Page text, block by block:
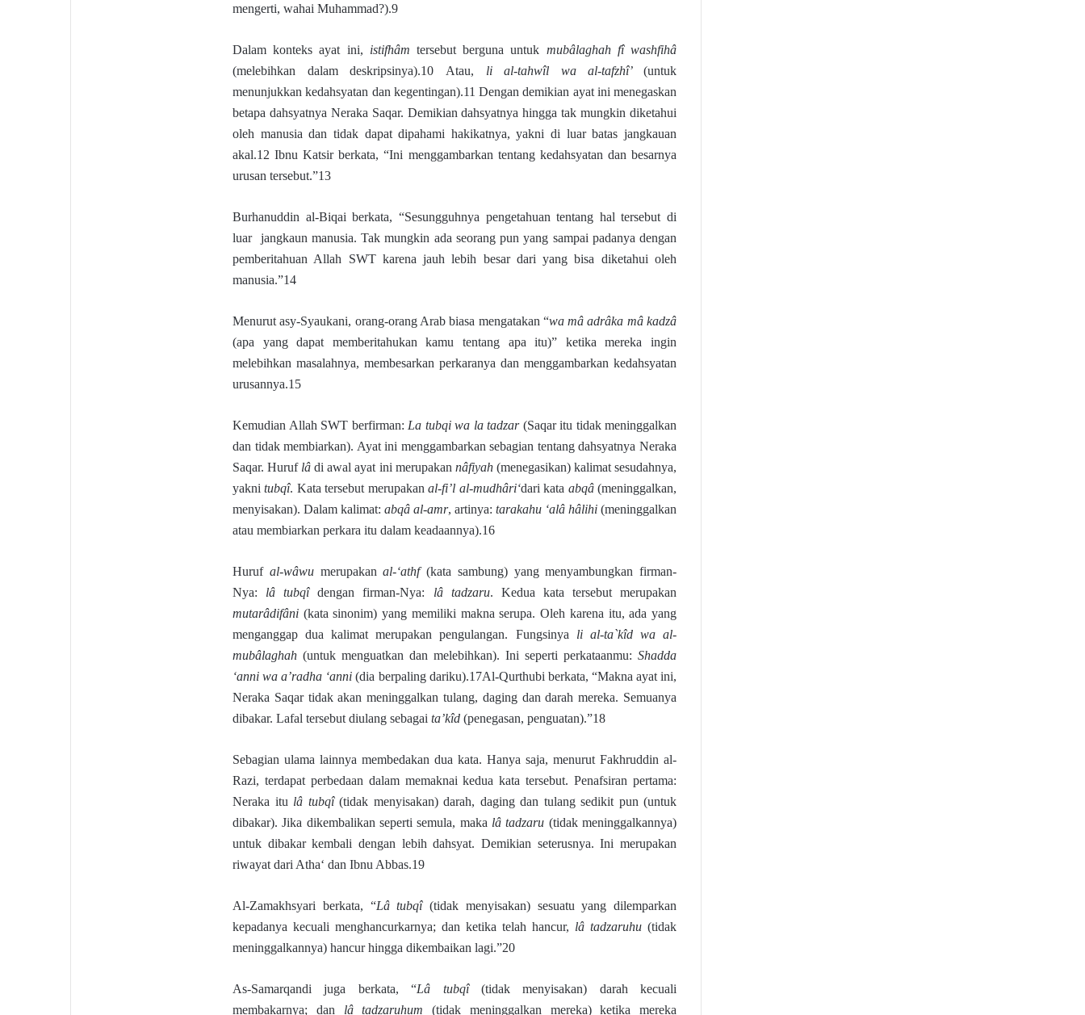
mengerti, wahai Muhammad?).9
Dalam konteks ayat ini, istifhâm tersebut berguna untuk mubâlaghah fî washfihâ
(melebihkan dalam deskripsinya).10 Atau, li al-tahwîl wa al-tafzhî’ (untuk
menunjukkan kedahsyatan dan kegentingan).11 Dengan demikian ayat ini menegaskan
betapa dahsyatnya Neraka Saqar. Demikian dahsyatnya hingga tak mungkin diketahui
oleh manusia dan tidak dapat dipahami hakikatnya, yakni di luar batas jangkauan
akal.12 Ibnu Katsir berkata, “Ini menggambarkan tentang kedahsyatan dan besarnya
urusan tersebut.”13
Burhanuddin al-Biqai berkata, “Sesungguhnya pengetahuan tentang hal tersebut di
luar jangkaun manusia. Tak mungkin ada seorang pun yang sampai padanya dengan
pemberitahuan Allah SWT karena jauh lebih besar dari yang bisa diketahui oleh
manusia.”14
Menurut asy-Syaukani, orang-orang Arab biasa mengatakan “wa mâ adrâka mâ kadzâ
(apa yang dapat memberitahukan kamu tentang apa itu)” ketika mereka ingin
melebihkan masalahnya, membesarkan perkaranya dan menggambarkan kedahsyatan
urusannya.15
Kemudian Allah SWT berfirman: La tubqi wa la tadzar (Saqar itu tidak meninggalkan
dan tidak membiarkan). Ayat ini menggambarkan sebagian tentang dahsyatnya Neraka
Saqar. Huruf lâ di awal ayat ini merupakan nâfiyah (menegasikan) kalimat sesudahnya,
yaknitubqî. Kata tersebut merupakanal-fi’l al-mudhâri‘dari kata abqâ(meninggalkan,
menyisakan). Dalam kalimat: abqâ al-amr, artinya: tarakahu ‘alâ hâlihi (meninggalkan
atau membiarkan perkara itu dalam keadaannya).16
Huruf al-wâwu merupakanal-‘athf (kata sambung) yang menyambungkan firman-
Nya: lâ tubqîdengan firman-Nya: lâ tadzaru. Kedua kata tersebut merupakan
mutarâdifâni (kata sinonim) yang memiliki makna serupa. Oleh karena itu, ada yang
menganggap dua kalimat merupakan pengulangan. Fungsinya li al-ta`kîd wa al-
mubâlaghah (untuk menguatkan dan melebihkan). Ini seperti perkataanmu: Shadda
‘anni wa a’radha ‘anni (dia berpaling dariku).17Al-Qurthubi berkata, “Makna ayat ini,
Neraka Saqar tidak akan meninggalkan tulang, daging dan darah mereka. Semuanya
dibakar. Lafal tersebut diulang sebagai ta’kîd (penegasan, penguatan).”18
Sebagian ulama lainnya membedakan dua kata. Hanya saja, menurut Fakhruddin al-
Razi, terdapat perbedaan dalam memaknai kedua kata tersebut. Penafsiran pertama:
Neraka itu lâ tubqî (tidak menyisakan) darah, daging dan tulang sedikit pun (untuk
dibakar). Jika dikembalikan seperti semula, maka lâ tadzaru (tidak meninggalkannya)
untuk dibakar kembali dengan lebih dahsyat. Demikian seterusnya. Ini merupakan
riwayat dari Atha‘ dan Ibnu Abbas.19
Al-Zamakhsyari berkata, “Lâ tubqî (tidak menyisakan) sesuatu yang dilemparkan
kepadanya kecuali menghancurkarnya; dan ketika telah hancur, lâ tadzaruhu (tidak
meninggalkannya) hancur hingga dikembaikan lagi.”20
As-Samarqandi juga berkata, “Lâ tubqî (tidak menyisakan) darah kecuali
membakarnya; dan lâ tadzaruhum (tidak meninggalkan mereka) ketika mereka